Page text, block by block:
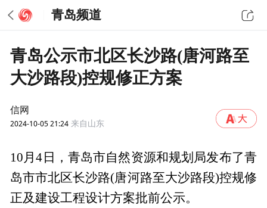
青岛频道
青岛公示市北区长沙路(唐河路至
大沙路段)控规修正方案
信网
2024-10-05 21:24 来自山东
10月4日，青岛市自然资源和规划局发布了青
岛市市北区长沙路(唐河路至大沙路段)控规修
正及建设工程设计方案批前公示。